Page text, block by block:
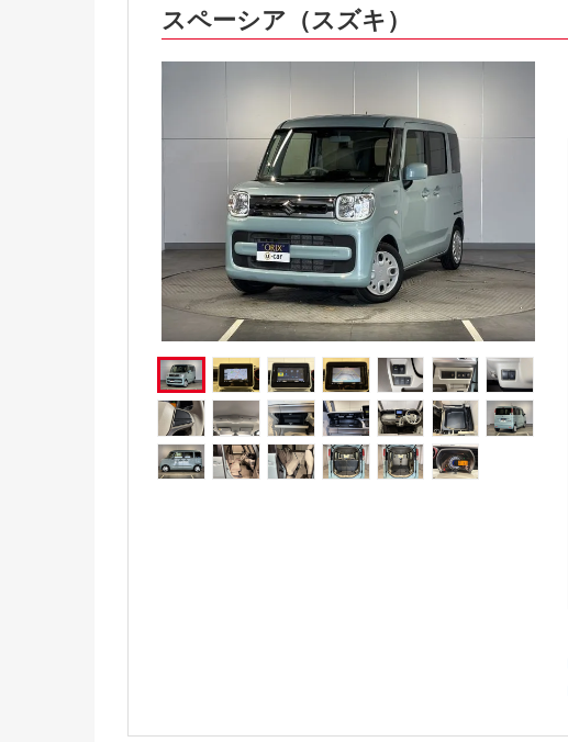
即納車（最短14日で納車）
残価設定プラン
電気自動車（EV）
福祉車両
ミニカー
スペーシア（スズキ）